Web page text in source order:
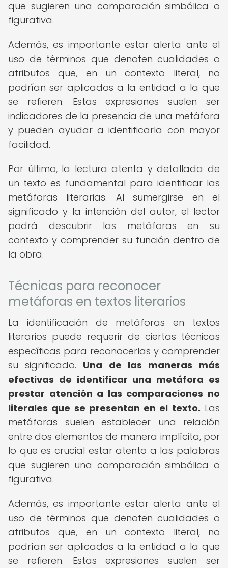
que sugieren una comparación simbólica o
figurativa.
Además, es importante estar alerta ante el
uso de términos que denoten cualidades o
atributos que, en un contexto literal, no
podrían ser aplicados a la entidad a la que
se refieren. Estas expresiones suelen ser
indicadores de la presencia de una metáfora
y pueden ayudar a identificarla con mayor
facilidad.
Por último, la lectura atenta y detallada de
un texto es fundamental para identificar las
metáforas literarias. Al sumergirse en el
significado y la intención del autor, el lector
podrá descubrir las metáforas en su
contexto y comprender su función dentro de
la obra.
Técnicas para reconocer
metáforas en textos literarios
La identificación de metáforas en textos
literarios puede requerir de ciertas técnicas
específicas para reconocerlas y comprender
su significado. Una de las maneras más
efectivas de identificar una metáfora es
prestar atención a las comparaciones no
literales que se presentan en el texto. Las
metáforas suelen establecer una relación
entre dos elementos de manera implícita, por
lo que es crucial estar atento a las palabras
que sugieren una comparación simbólica o
figurativa.
Además, es importante estar alerta ante el
uso de términos que denoten cualidades o
atributos que, en un contexto literal, no
podrían ser aplicados a la entidad a la que
se refieren. Estas expresiones suelen ser